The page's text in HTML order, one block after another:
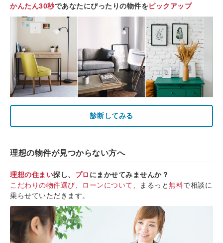
かんたん30秒であなたにぴったりの物件をピックアップ
診断してみる
理想の物件が見つからない方へ
理想の住まい探し、 プロ にまかせてみませんか？
こだわりの物件選び
ローンについて 、まるっと無料で相談に
乗らせていただきます。